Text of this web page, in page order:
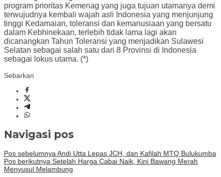
program prioritas Kemenag yang juga tujuan utamanya demi
terwujudnya kembali wajah asli Indonesia yang menjunjung
tinggi Kedamaian, toleransi dan kemanusiaan yang bersatu
dalam Kebhinekaan, terlebih tidak lama lagi akan
dicanangkan Tahun Toleransi yang menjadikan Sulawesi
Selatan sebagai salah satu dari 8 Provinsi di Indonesia
sebagai lokus utama. (*)
Sebarkan
Navigasi pos
Pos sebelumnya Andi Utta Lepas JCH, dan Kafilah MTQ Bulukumba
Pos berikutnya Setelah Harga Cabai Naik, Kini Bawang Merah
Menyusul Melambung